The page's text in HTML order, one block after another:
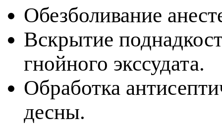
Обезболивание
скрытие
нойного экссудата.
Обработка
десны.